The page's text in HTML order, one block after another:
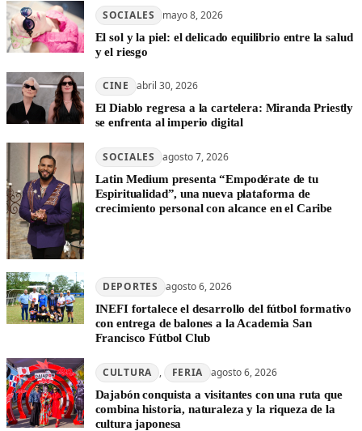
SOCIALES mayo 8, 2026
El sol y la piel: el delicado equilibrio entre la salud
y el riesgo
CINE abril 30, 2026
El Diablo regresa a la cartelera: Miranda Priestly
se enfrenta al imperio digital
SOCIALES agosto 7, 2026
Latin Medium presenta “Empodérate de tu
Espiritualidad”, una nueva plataforma de
crecimiento personal con alcance en el Caribe
DEPORTES agosto 6, 2026
INEFI fortalece el desarrollo del fútbol formativo
con entrega de balones a la Academia San
Francisco Fútbol Club
CULTURA , FERIA agosto 6, 2026
Dajabón conquista a visitantes con una ruta que
combina historia, naturaleza y la riqueza de la
cultura japonesa